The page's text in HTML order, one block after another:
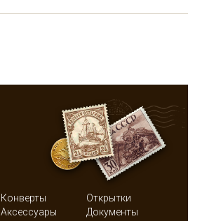
Конверты
Открытки
Аксессуары
Документы